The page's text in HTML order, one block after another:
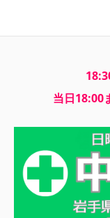
当日18:00